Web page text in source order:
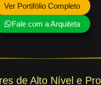
Ver Portifólio Completo
Fale com a Arquiteta
de Alto Nível e